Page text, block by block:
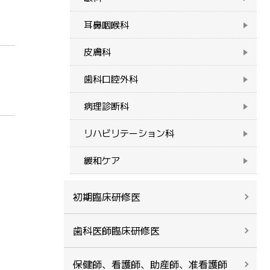
耳鼻咽喉科
皮膚科
歯科口腔外科
病理診断科
リハビリテーション科
緩和ケア
初期臨床研修医
歯科医師臨床研修医
保健師、看護師、助産師、准看護師